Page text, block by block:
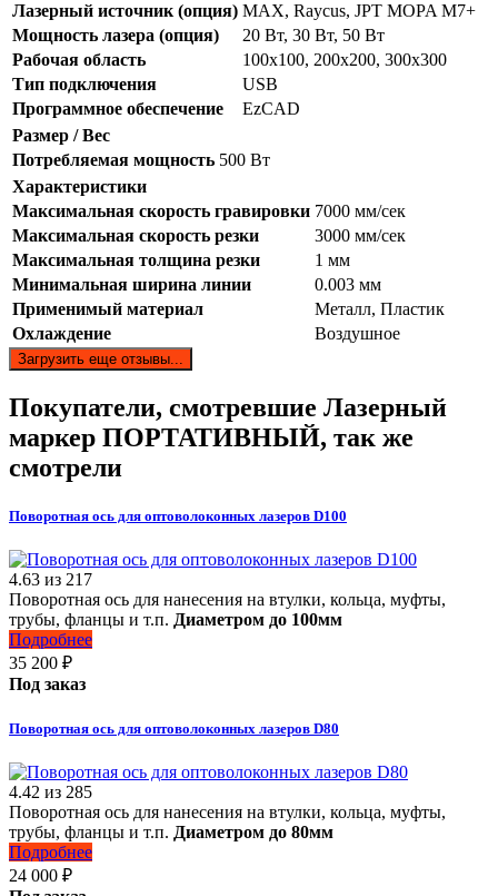
Лазерный источник (опция) MAX, Raycus, JPT MOPA M7+
Мощность лазера (опция)
20 Вт, 30 Вт, 50 Вт
Рабочая область
100х100, 200х200, 300х300
Тип подключения
USB
Программное обеспечение
EzCAD
Размер / Вес
Потребляемая мощность 500 Вт
Характеристики
Максимальная скорость гравировки 7000 мм/сек
Максимальная скорость резки
3000 мм/сек
Максимальная толщина резки
1 мм
Минимальная ширина линии
0.003 мм
Применимый материал
Металл, Пластик
Охлаждение
Воздушное
Загрузить еще отзывы...
Покупатели, смотревшие Лазерный
маркер ПОРТАТИВНЫЙ, так же
смотрели
Поворотная ось для оптоволоконных лазеров D100
4.63 из 217
Поворотная ось для нанесения на втулки, кольца, муфты,
трубы, фланцы и т.п. Диаметром до 100мм
Подробнее
35 200 ₽
Под заказ
Поворотная ось для оптоволоконных лазеров D80
4.42 из 285
Поворотная ось для нанесения на втулки, кольца, муфты,
трубы, фланцы и т.п. Диаметром до 80мм
Подробнее
24 000 ₽